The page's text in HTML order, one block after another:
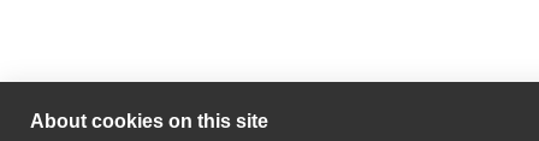
About cookies on this site